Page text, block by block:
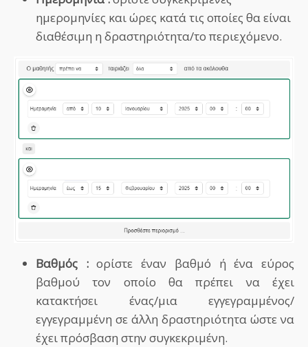
ημερομηνίες και ώρες κατά τις οποίες θα είναι
διαθέσιμη η δραστηριότητα/το περιεχόμενο.
Βαθμός :ορίστε έναν βαθμό ή ένα εύρος
βαθμού τον οποίο θα πρέπει να έχει
κατακτήσει ένας/μια εγγεγραμμένος/
εγγεγραμμένη σε άλλη δραστηριότητα ώστε να
έχει πρόσβαση στην συγκεκριμένη.